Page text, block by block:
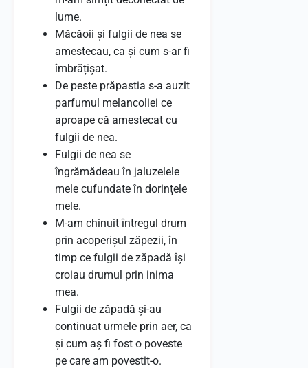
lume.
Măcăoii și fulgii de nea se
amestecau, ca și cum s-ar fi
îmbrățișat.
De peste prăpastia s-a auzit
parfumul melancoliei ce
aproape că amestecat cu
fulgii de nea.
Fulgii de nea se
îngrămădeau în jaluzelele
mele cufundate în dorințele
mele.
M-am chinuit întregul drum
prin acoperișul zăpezii, în
timp ce fulgii de zăpadă își
croiau drumul prin inima
mea.
Fulgii de zăpadă și-au
continuat urmele prin aer, ca
și cum aș fi fost o poveste
pe care am povestit-o.